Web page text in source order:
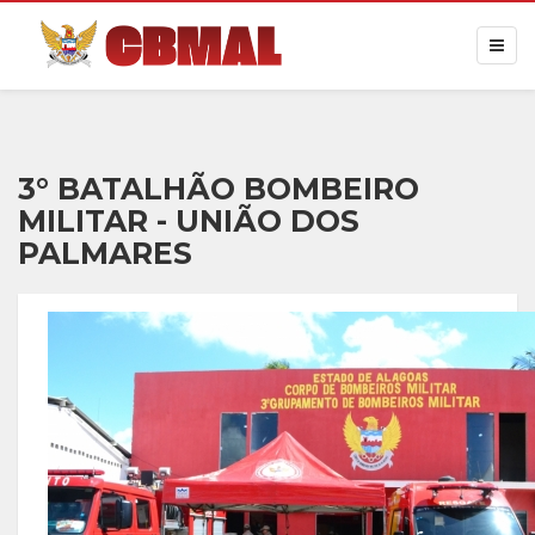
3° BATALHÃO BOMBEIRO
MILITAR - UNIÃO DOS
PALMARES